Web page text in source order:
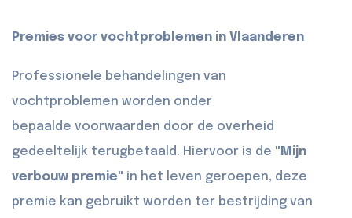
Premies voor vochtproblemen in Vlaanderen
Professionele behandelingen van
vochtproblemen worden onder
bepaalde voorwaarden door de overheid
gedeeltelijk terugbetaald. Hiervoor is de "Mijn
verbouw premie" in het leven geroepen, deze
premie kan gebruikt worden ter bestrijding van